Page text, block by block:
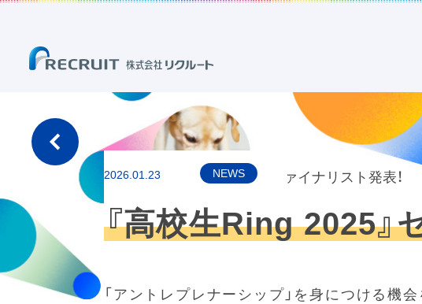
2026.01.23 NEWS
『高校生Ring 2025』
「アントレプレナーシップ」を身につける機